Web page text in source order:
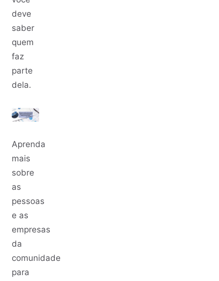
deve
saber
quem
faz
parte
dela.
Aprenda
mais
sobre
as
pessoas
e as
empresas
da
comunidade
para